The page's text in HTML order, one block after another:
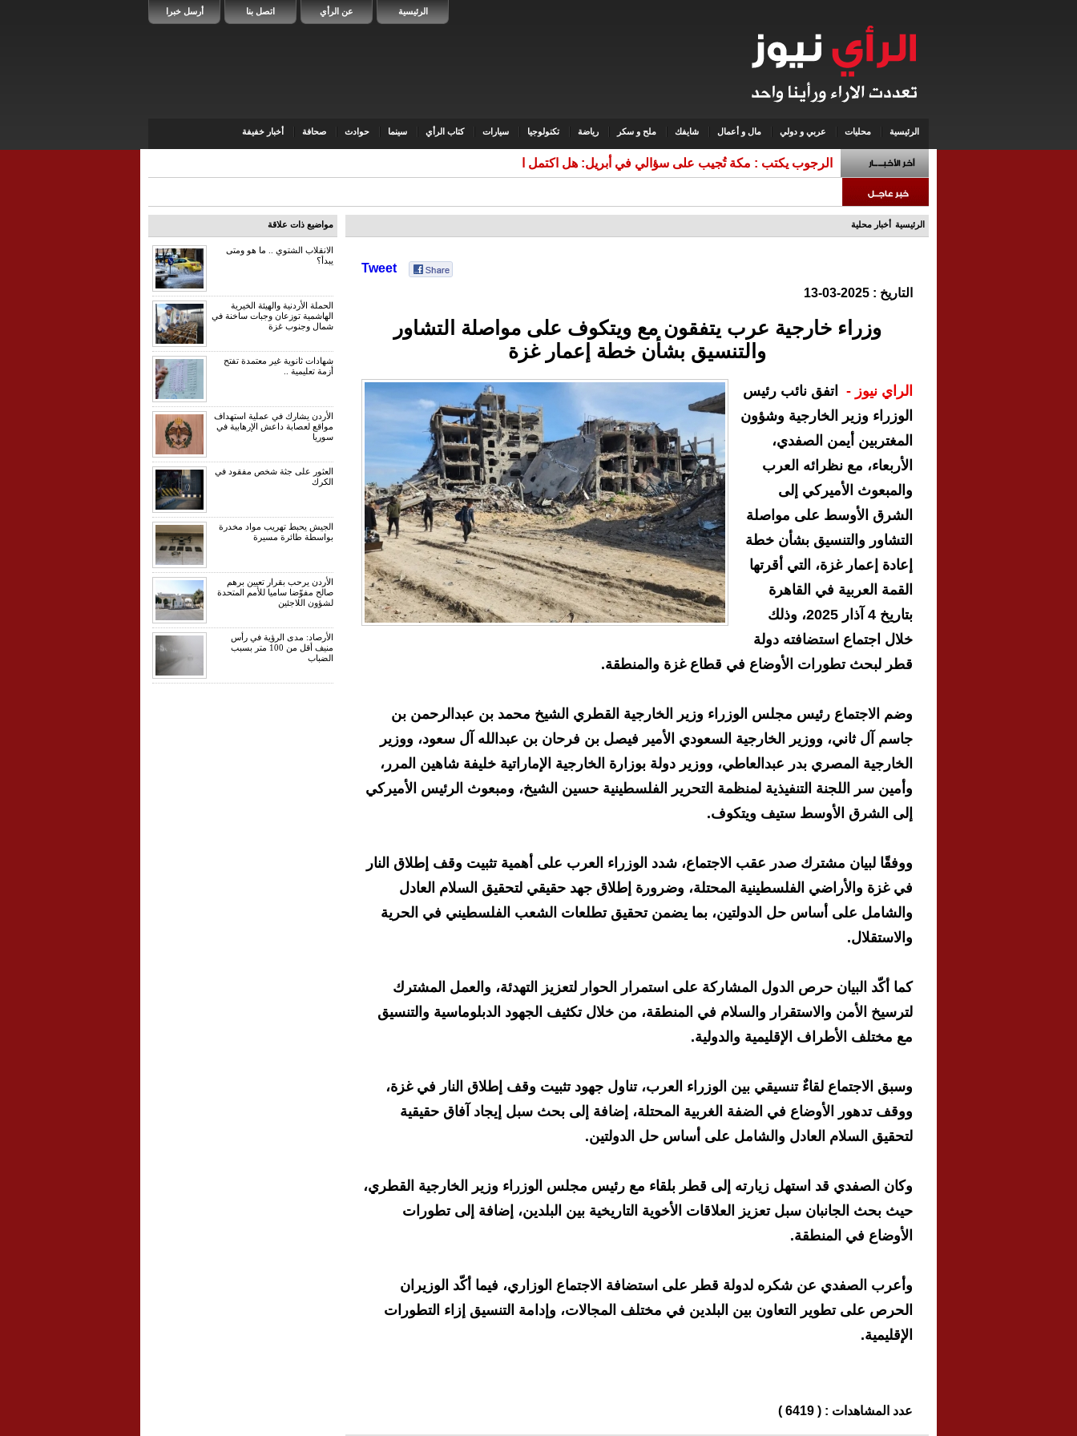
أرسل خبرا اتصل بنا عن الرأي الرئيسية
الرئيسية محليات عربي و دولي مال و أعمال شايفك ملح و سكر رياضة تكنولوجيا سيارات كتاب الرأي سينما حوادث صحافة أخبار خفيفة
الرجوب يكتب : مكة تُجيب على سؤالي في أبريل: هل اكتمل الردع
الرئيسية أخبار محلية
Tweet
التاريخ : 2025-03-13
وزراء خارجية عرب يتفقون مع ويتكوف على مواصلة التشاور
والتنسيق بشأن خطة إعمار غزة
الراي نيوز -
اتفق نائب رئيس
الوزراء وزير الخارجية وشؤون
المغتربين أيمن الصفدي،
الأربعاء، مع نظرائه العرب
والمبعوث الأميركي إلى
الشرق الأوسط على مواصلة
التشاور والتنسيق بشأن خطة
إعادة إعمار غزة، التي أقرتها
القمة العربية في القاهرة
بتاريخ 4 آذار 2025، وذلك
خلال اجتماع استضافته دولة
قطر لبحث تطورات الأوضاع في قطاع غزة والمنطقة.
وضم الاجتماع رئيس مجلس الوزراء وزير الخارجية القطري الشيخ محمد بن عبدالرحمن بن
جاسم آل ثاني، ووزير الخارجية السعودي الأمير فيصل بن فرحان بن عبدالله آل سعود، ووزير
الخارجية المصري بدر عبدالعاطي، ووزير دولة بوزارة الخارجية الإماراتية خليفة شاهين المرر،
وأمين سر اللجنة التنفيذية لمنظمة التحرير الفلسطينية حسين الشيخ، ومبعوث الرئيس الأميركي
إلى الشرق الأوسط ستيف ويتكوف.
ووفقًا لبيان مشترك صدر عقب الاجتماع، شدد الوزراء العرب على أهمية تثبيت وقف إطلاق النار
في غزة والأراضي الفلسطينية المحتلة، وضرورة إطلاق جهد حقيقي لتحقيق السلام العادل
والشامل على أساس حل الدولتين، بما يضمن تحقيق تطلعات الشعب الفلسطيني في الحرية
والاستقلال.
كما أكّد البيان حرص الدول المشاركة على استمرار الحوار لتعزيز التهدئة، والعمل المشترك
لترسيخ الأمن والاستقرار والسلام في المنطقة، من خلال تكثيف الجهود الدبلوماسية والتنسيق
مع مختلف الأطراف الإقليمية والدولية.
وسبق الاجتماع لقاءٌ تنسيقي بين الوزراء العرب، تناول جهود تثبيت وقف إطلاق النار في غزة،
ووقف تدهور الأوضاع في الضفة الغربية المحتلة، إضافة إلى بحث سبل إيجاد آفاق حقيقية
لتحقيق السلام العادل والشامل على أساس حل الدولتين.
وكان الصفدي قد استهل زيارته إلى قطر بلقاء مع رئيس مجلس الوزراء وزير الخارجية القطري،
حيث بحث الجانبان سبل تعزيز العلاقات الأخوية التاريخية بين البلدين، إضافة إلى تطورات
الأوضاع في المنطقة.
وأعرب الصفدي عن شكره لدولة قطر على استضافة الاجتماع الوزاري، فيما أكّد الوزيران
الحرص على تطوير التعاون بين البلدين في مختلف المجالات، وإدامة التنسيق إزاء التطورات
الإقليمية.
عدد المشاهدات : ( 6419 )
مواضيع ذات علاقة
الانقلاب الشتوي .. ما هو ومتى
يبدأ؟
الحملة الأردنية والهيئة الخيرية
الهاشمية توزعان وجبات ساخنة في
شمال وجنوب غزة
شهادات ثانوية غير معتمدة تفتح
أزمة تعليمية ..
الأردن يشارك في عملية استهداف
مواقع لعصابة داعش الإرهابية في
سوريا
العثور على جثة شخص مفقود في
الكرك
الجيش يحبط تهريب مواد مخدرة
بواسطة طائرة مسيرة
الأردن يرحب بقرار تعيين برهم
صالح مفوّضا ساميا للأمم المتحدة
لشؤون اللاجئين
الأرصاد: مدى الرؤية في رأس
منيف أقل من 100 متر بسبب
الضباب